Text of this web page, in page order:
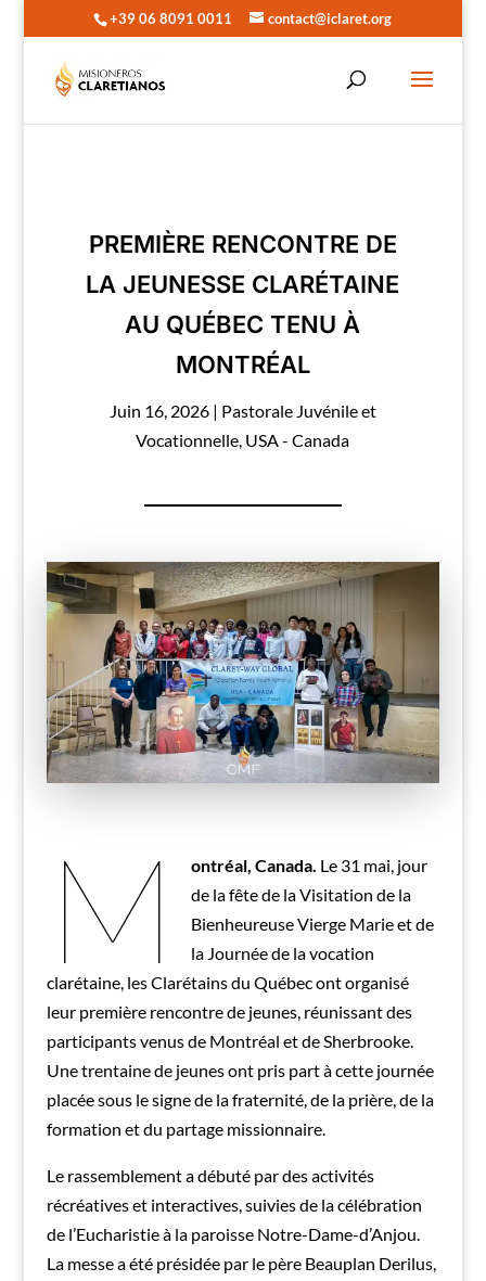
+39 06 8091 0011 contact@iclaret.org
PREMIÈRE RENCONTRE DE
LA JEUNESSE CLARÉTAINE
AU QUÉBEC TENU À
MONTRÉAL
Juin 16, 2026| Pastorale Juvénile et
Vocationnelle, USA - Canada
M ontréal, Canada. Le 31 mai, jour
de la fête de la Visitation de la
Bienheureuse Vierge Marie et de
la Journée de la vocation
clarétaine, les Clarétains du Québec ont organisé
leur première rencontre de jeunes, réunissant des
participants venus de Montréal et de Sherbrooke.
Une trentaine de jeunes ont pris part à cette journée
placée sous le signe de la fraternité, de la prière, de la
formation et du partage missionnaire.
Le rassemblement a débuté par des activités
récréatives et interactives, suivies de la célébration
de l’Eucharistie à la paroisse Notre-Dame-d’Anjou.
La messe a été présidée par le père Beauplan Derilus,